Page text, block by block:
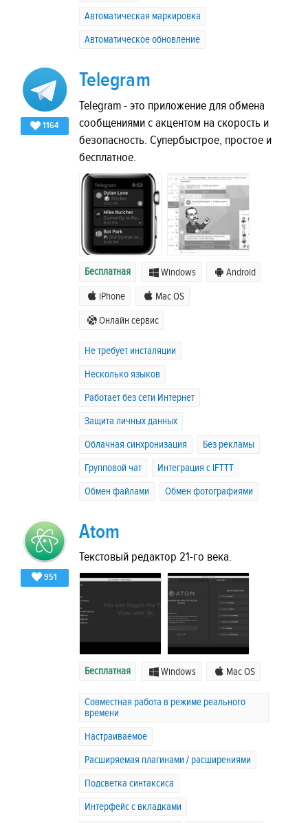
Автоматическая маркировка
Автоматическое обновление
1164
Telegram
Telegram - это приложение для обмена
сообщениями с акцентом на скорость и
безопасность. Супербыстрое, простое и
бесплатное.
Бесплатная Windows Android
iPhone Mac OS
Онлайн сервис
Не требует инсталяции
Несколько языков
Работает без сети Интернет
Защита личных данных
Облачная синхронизация
Без рекламы
Групповой чат
Интеграция с IFTTT
Обмен файлами
Обмен фотографиями
951
Atom
Текстовый редактор 21-го века.
Бесплатная Windows Mac OS
Совместная работа в режиме реального
времени
Настраиваемое
Расширяемая плагинами / расширениями
Подсветка синтаксиса
Интерфейс с вкладками